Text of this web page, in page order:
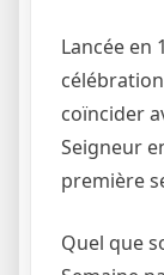
Lancée en
coïncider
Seigneur
première
Quel que